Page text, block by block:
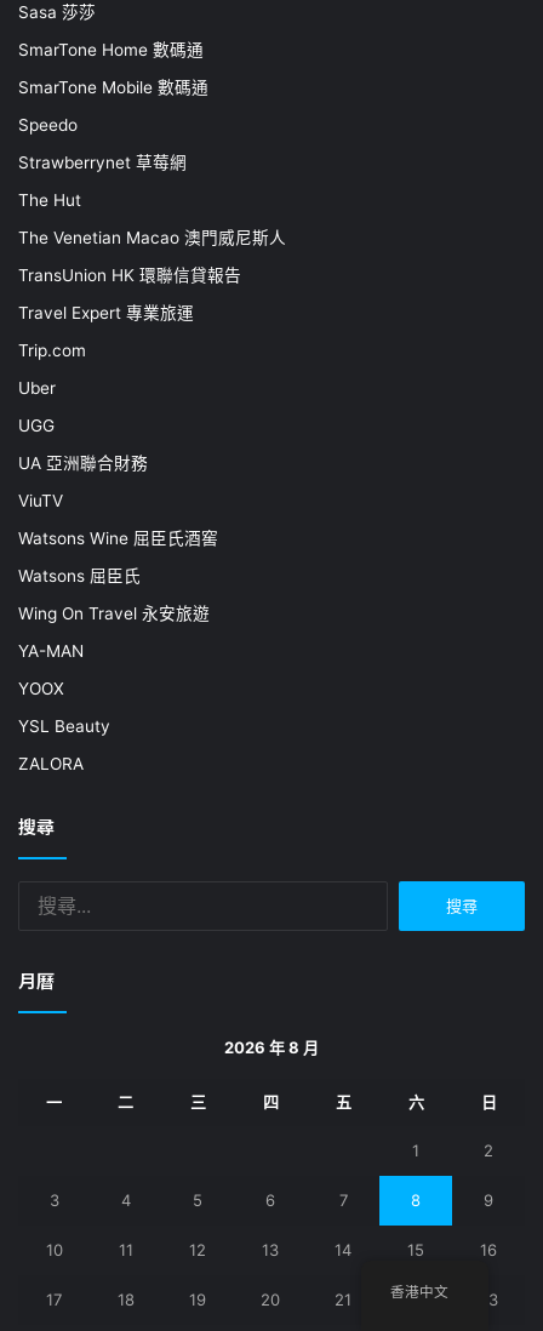
Sasa 莎莎
SmarTone Home 數碼通
SmarTone Mobile 數碼通
Speedo
Strawberrynet 草莓網
The Hut
The Venetian Macao 澳門威尼斯人
TransUnion HK 環聯信貸報告
Travel Expert 專業旅運
Trip.com
Uber
UGG
UA 亞洲聯合財務
ViuTV
Watsons Wine 屈臣氏酒窖
Watsons 屈臣氏
Wing On Travel 永安旅遊
YA-MAN
YOOX
YSL Beauty
ZALORA
搜尋
月曆
2026 年 8 月
一 二 三 四 五 六 日
1 2
3 4 5 6 7 8 9
10 11 12 13 14 15 16
17 18 19 20 21 22 23
香港中文